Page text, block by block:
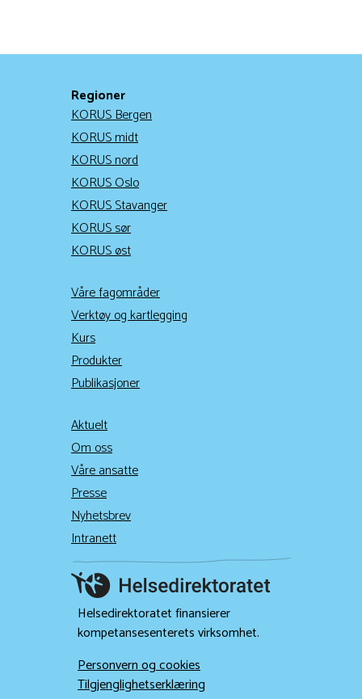
Regioner
KORUS Bergen
KORUS midt
KORUS nord
KORUS Oslo
KORUS Stavanger
KORUS sør
KORUS øst
Våre fagområder
Verktøy og kartlegging
Kurs
Produkter
Publikasjoner
Aktuelt
Om oss
Våre ansatte
Presse
Nyhetsbrev
Intranett
Helsedirektoratet finansierer
kompetansesenterets virksomhet.
Personvern og cookies
Tilgjenglighetserklæring